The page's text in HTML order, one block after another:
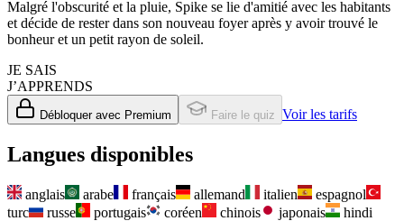
Malgré l'obscurité et la pluie, Spike se lie d'amitié avec les habitants
et décide de rester dans son nouveau foyer après y avoir trouvé le
bonheur et un petit rayon de soleil.
JE SAIS
J’APPRENDS
Débloquer avec Premium Faire le quiz Voir les tarifs
Langues disponibles
anglais arabe français allemand italien
espagnol
turc
russe portugais coréen chinois japonais hindi